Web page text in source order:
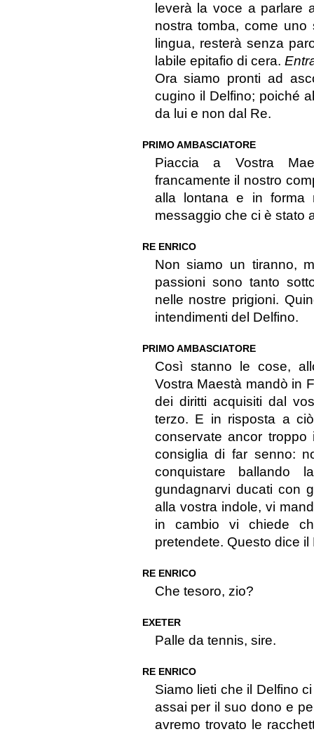
leverà la voce a parlare
nostra tomba, come
lingua, resterà senza
labile epitafio di cera.
Ora siamo pronti ad
cugino il Delfino; poiché
da lui e non dal Re.
PRIMO AMBASCIATORE
Piaccia a Vostra
francamente il nostro
alla lontana e in forma
messaggio che ci è stato
RE ENRICO
Non siamo un tiranno,
passioni sono tanto
nelle nostre prigioni.
intendimenti del Delfino.
PRIMO AMBASCIATORE
Così stanno le cose,
Vostra Maestà mandò in
dei diritti acquisiti dal
terzo. E in risposta a
conservate ancor
consiglia di far senno:
conquistare ballando
gundagnarvi ducati con
alla vostra indole, vi
in cambio vi chiede
pretendete. Questo dice il
RE ENRICO
Che tesoro, zio?
EXETER
Palle da tennis, sire.
RE ENRICO
Siamo lieti che il Delfino
assai per il suo dono e
avremo trovato le